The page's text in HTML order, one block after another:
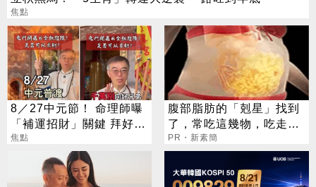
焦點
8／27中元節！ 命理師曝
「補運招財」關鍵 拜好兄
弟1事千萬別做
焦點
腹部脂肪的「剋星」找到
了，常吃這幾物，吃走大
肚囊，瘦出小蠻腰
PR・新素簡